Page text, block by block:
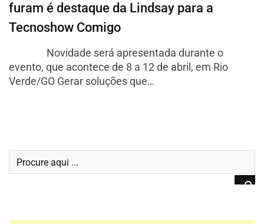
furam é destaque da Lindsay para a
Tecnoshow Comigo
Novidade será apresentada durante o
evento, que acontece de 8 a 12 de abril, em Rio
Verde/GO Gerar soluções que…